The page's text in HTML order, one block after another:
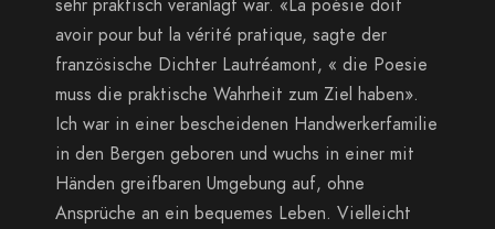
sehr praktisch veranlagt war. «La poésie doit
avoir pour but la vérité pratique, sagte der
französische Dichter Lautréamont, « die Poesie
muss die praktische Wahrheit zum Ziel haben».
Ich war in einer bescheidenen Handwerkerfamilie
in den Bergen geboren und wuchs in einer mit
Händen greifbaren Umgebung auf, ohne
Ansprüche an ein bequemes Leben. Vielleicht